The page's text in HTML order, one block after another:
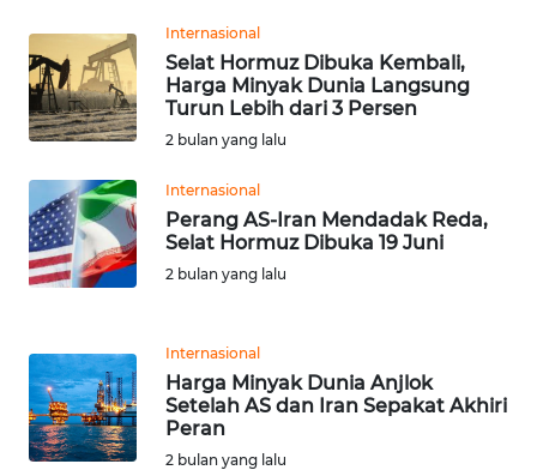
Internasional
Selat Hormuz Dibuka Kembali,
Harga Minyak Dunia Langsung
Turun Lebih dari 3 Persen
2 bulan yang lalu
Internasional
Perang AS-Iran Mendadak Reda,
Selat Hormuz Dibuka 19 Juni
2 bulan yang lalu
Internasional
Harga Minyak Dunia Anjlok
Setelah AS dan Iran Sepakat Akhiri
Peran
2 bulan yang lalu
SERBA-SERBI
PENDIDIKAN
OPINI
Informasi
INDEKS
BERITA